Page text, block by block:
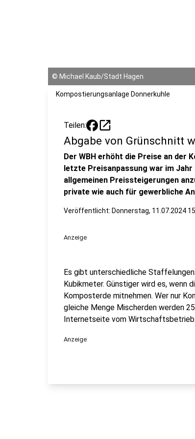
© Michael Kaub/Stadt Hagen
Kompostierungsanlage Donnerkuhle
Teilen: open_in_new
Abgabe von Grünschnitt
Der WBH erhöht die Preise an der
letzte Preisanpassung war im
allgemeinen Preissteigerungen
private wie auch für gewerbliche
Veröffentlicht: Donnerstag, 11.07.2024
Anzeige
Es gibt unterschiedliche
Kubikmeter. Günstiger wird es, wenn
Komposterde mitnehmen. Wer nur
gleiche Menge Mischerden werden
Internetseite vom Wirtschaftsbetrieb.
Anzeige